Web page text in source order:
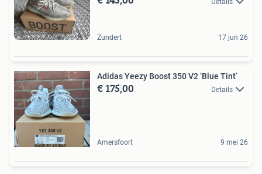
Zundert 17 jun 26
Adidas Yeezy Boost 350 V2 ‘Blue Tint’
€ 175,00 Details
Amersfoort 9 mei 26